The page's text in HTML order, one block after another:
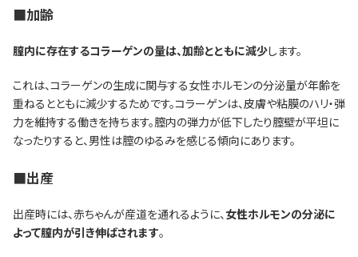
■加齢
膣内に存在するコラーゲンの量は、加齢とともに減少します。
これは、コラーゲンの生成に関与する女性ホルモンの分泌量が年齢を
重ねるとともに減少するためです。コラーゲンは、皮膚や粘膜のハリ・弾
力を維持する働きを持ちます。膣内の弾力が低下したり膣壁が平坦に
なったりすると、男性は膣のゆるみを感じる傾向にあります。
■出産
出産時には、赤ちゃんが産道を通れるように、 女性ホルモンの分泌に
よって膣内が引き伸ばされます。